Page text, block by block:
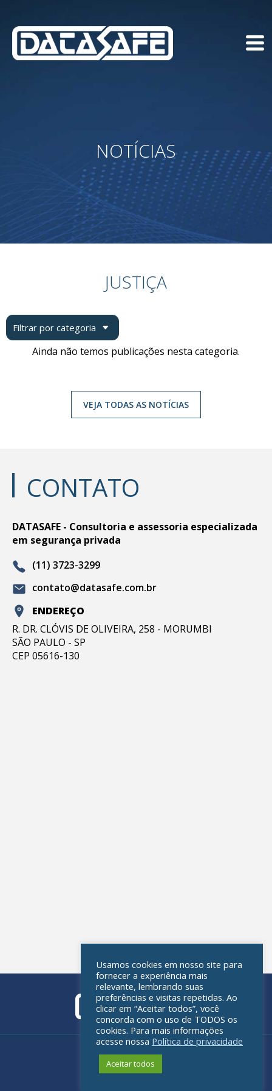
NOTÍCIAS
JUSTIÇA
Filtrar por categoria
Ainda não temos publicações nesta categoria.
VEJA TODAS AS NOTÍCIAS
CONTATO
DATASAFE - Consultoria e assessoria especializada
em segurança privada
(11) 3723-3299
contato@datasafe.com.br
ENDEREÇO
R. DR. CLÓVIS DE OLIVEIRA, 258 - MORUMBI
SÃO PAULO - SP
CEP 05616-130
Política de privacidade
Usamos cookies em nosso site para
fornecer a experiência mais
relevante, lembrando suas
preferências e visitas repetidas. Ao
clicar em “Aceitar todos”, você
concorda com o uso de TODOS os
cookies. Para mais informações
acesse nossa Política de privacidade
Aceitar todos